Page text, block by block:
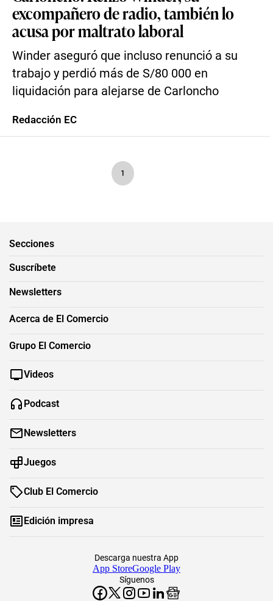
excompañero de radio, también lo
acusa por maltrato laboral
Winder aseguró que incluso renunció a su
trabajo y perdió más de S/80 000 en
liquidación para alejarse de Carloncho
Redacción EC
1
Secciones
Suscríbete
Newsletters
Acerca de El Comercio
Grupo El Comercio
Videos
Podcast
Newsletters
Juegos
Club El Comercio
Edición impresa
Síguenos
Descarga nuestra App
App StoreGoogle Play